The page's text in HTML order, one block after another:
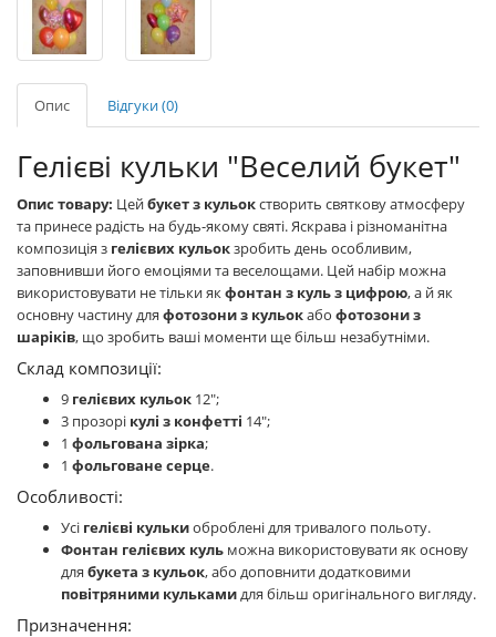
Опис Відгуки (0)
Гелієві кульки "Веселий букет"
Опис товару: Цейбукет з кульокстворить святкову атмосферу
та принесе радість на будь-якому святі. Яскрава і різноманітна
композиція з гелієвих кульокзробить день особливим,
заповнивши його емоціями та веселощами. Цей набір можна
використовувати не тільки якфонтан з куль з цифрою, а й як
основну частину для фотозони з кульокабо фотозони з
шаріків, що зробить ваші моменти ще більш незабутніми.
Склад композиції:
9 гелієвих кульок 12";
3 прозорі кулі з конфетті 14";
1 фольгована зірка;
1 фольговане серце.
Особливості:
Усі гелієві кулькиоброблені для тривалого польоту.
Фонтан гелієвих куль можна використовувати як основу
для букета з кульок, або доповнити додатковими
повітряними кулькамидля більш оригінального вигляду.
Призначення: